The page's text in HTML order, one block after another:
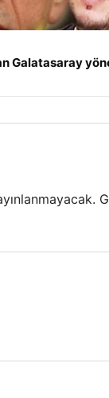
Galatasaray